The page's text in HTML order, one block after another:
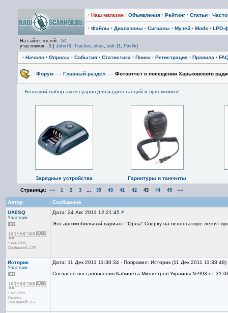
· Наш магазин · Объявления · Рейтинг · Статьи ·
· Файлы · Диапазоны · Сигналы · Музей · Mods · LPD-
На сайте: гостей - 57,
участников - 5 [ John79, Tracker, oitss, sidr-11, Pavlik]
· Начало · Опросы · События · Статистика · Поиск · Регистрация · Правила ·
Форум —› Главный раздел —› Фотоотчет о посещении Харьковского
Большой выбор аксессуаров для радиостанций и приемников!
Зарядные устройства Гарнитуры и тангенты
Страница: «« 1 2 3 39 40 41 42 43 44 45 »»
Автор
Сообщение
UA0SQ
Участник
с янв 2006
Сообщений: 179
Дата: 24 Авг 2011 12:21:45 #
Это автомобильный вариант "Орла".Сверху на пеленгаторе лежит
Историк
Участник
с окт 2009
Украина
Сообщений: 257
Дата: 11 Дек 2011 11:30:34 · Поправил: Историк (11 Дек 2011 11:33:48)
Согласно постановления Кабинета Министров Украины №993 от